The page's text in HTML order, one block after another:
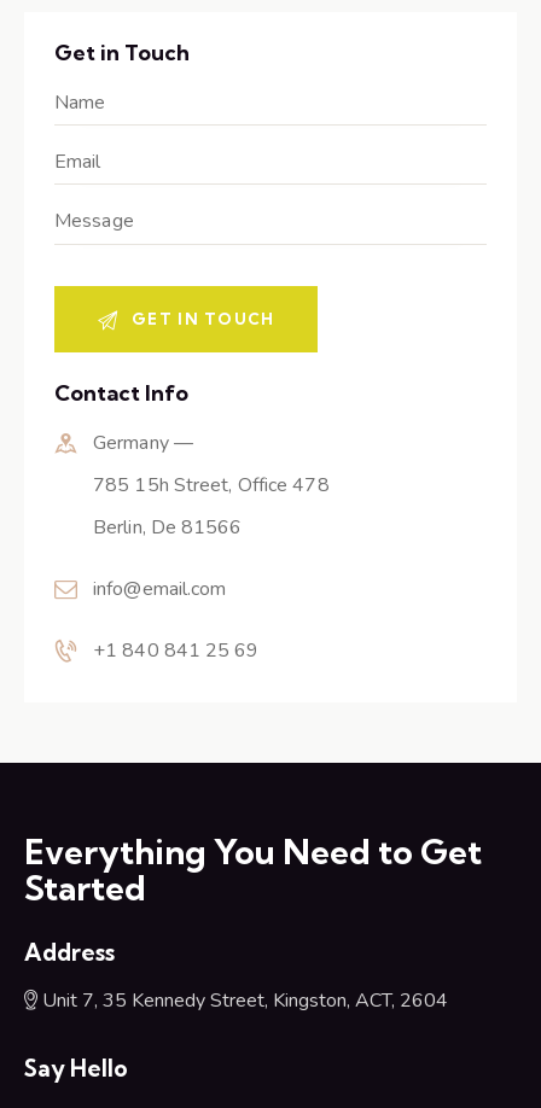
Get in Touch
Contact Info
Germany —
785 15h Street, Office 478
Berlin, De 81566
info@email.com
+1 840 841 25 69
Everything You Need to Get
Started
Address
Unit 7, 35 Kennedy Street, Kingston, ACT, 2604
Say Hello